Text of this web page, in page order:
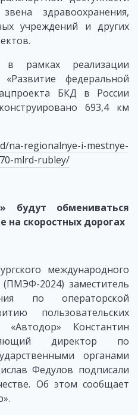
здравоохранения,
учреждений и других
рамках реализации
федеральной
БКД в России
693,4 км
na-regionalnye-i-mestnye-
mlrd-rubley/
будут обмениваться
скоростных дорогах
международного
2024) заместитель
по операторской
пользовательских
«Автодор» Константин
директор по
органами
Федулов подписали
Об этом сообщает